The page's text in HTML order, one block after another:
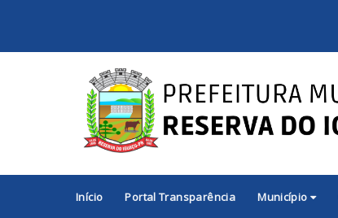
Início Portal Transparência Município